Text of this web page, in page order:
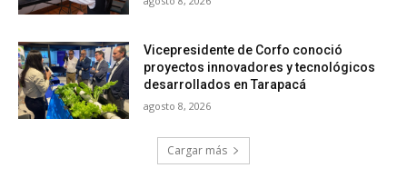
Vicepresidente de Corfo conoció
proyectos innovadores y tecnológicos
desarrollados en Tarapacá
agosto 8, 2026
Cargar más